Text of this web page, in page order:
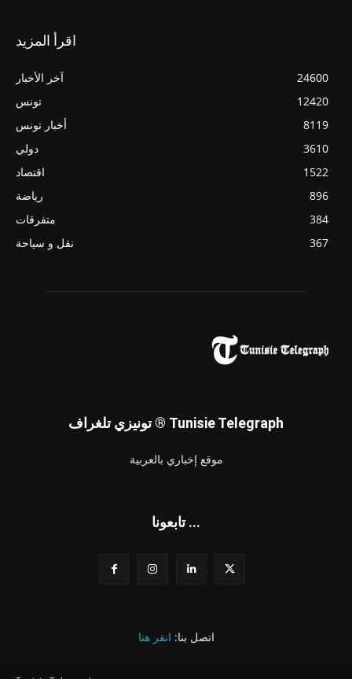
اقرأ المزيد
آخر الأخبار
24600
تونس
12420
أخبار تونس
8119
دولي
3610
اقتصاد
1522
رياضة
896
متفرقات
384
نقل و سياحة
367
تونيزي تلغراف ® Tunisie Telegraph
موقع إخباري بالعربية
تابعونا ...
اتصل بنا: انقر هنا